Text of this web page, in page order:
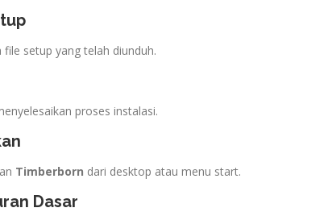
setup yang telah diunduh.
proses instalasi.
Timberborn dari desktop atau menu start.
Dasar